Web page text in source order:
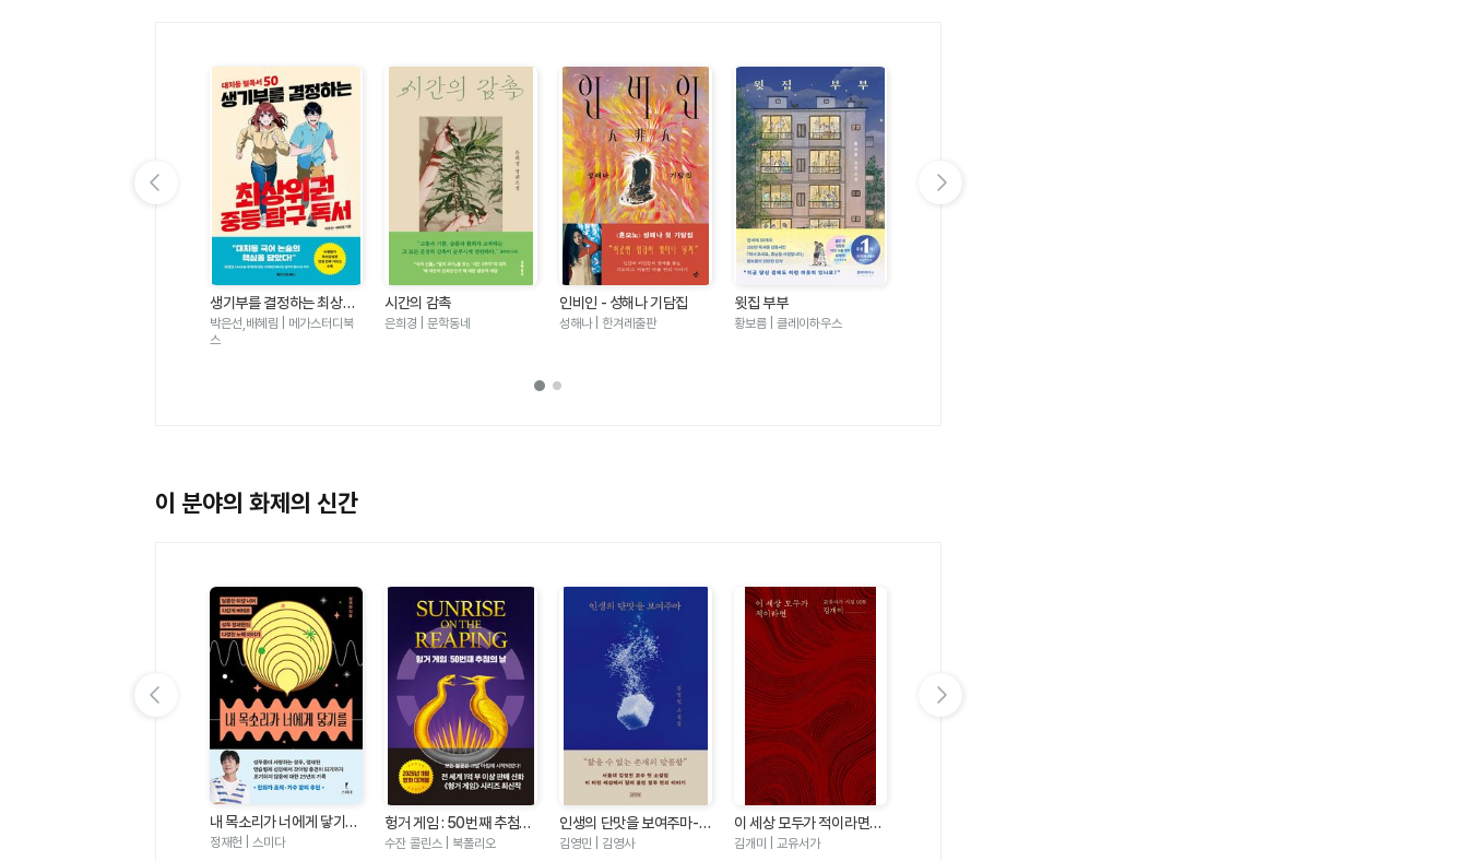
생기부를 결정하는 최상위
권 중등 탐구 독서 - 대치동
필독서 50
박은선,배혜림 | 메가스터디북
스
시간의 감촉
은희경 | 문학동네
인비인 - 성해나 기담집
성해나 | 한겨레출판
윗집 부부
황보름 | 클레이하우스
이 분야의 화제의 신간
내 목소리가 너에게 닿기를
- 달콤한 미성 너머 차갑게
정재헌 | 스미다
헝거 게임 : 50번째 추첨의
날(헝거 게임 시리즈5)
수잔 콜린스 | 북폴리오
인생의 단맛을 보여주마-김
영민 소설집
김영민 | 김영사
이 세상 모두가 적이라면
(교유서가 시집9)
김개미 | 교유서가